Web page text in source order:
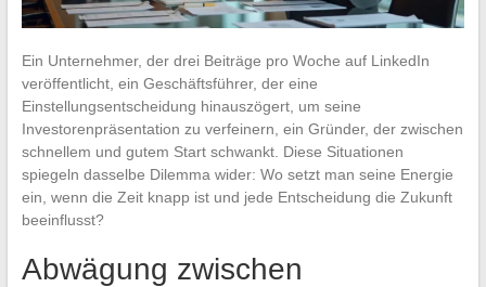
Ein Unternehmer, der drei Beiträge pro Woche auf LinkedIn
veröffentlicht, ein Geschäftsführer, der eine
Einstellungsentscheidung hinauszögert, um seine
Investorenpräsentation zu verfeinern, ein Gründer, der zwischen
schnellem und gutem Start schwankt. Diese Situationen
spiegeln dasselbe Dilemma wider: Wo setzt man seine Energie
ein, wenn die Zeit knapp ist und jede Entscheidung die Zukunft
beeinflusst?
Abwägung zwischen